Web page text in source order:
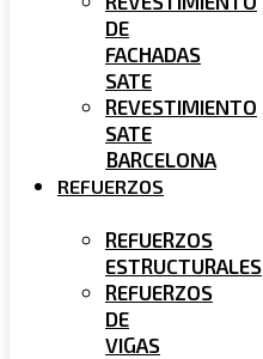
DE
FACHADAS
SATE
REVESTIMIENTO
SATE
BARCELONA
REFUERZOS
REFUERZOS
ESTRUCTURALES
REFUERZOS
DE
VIGAS